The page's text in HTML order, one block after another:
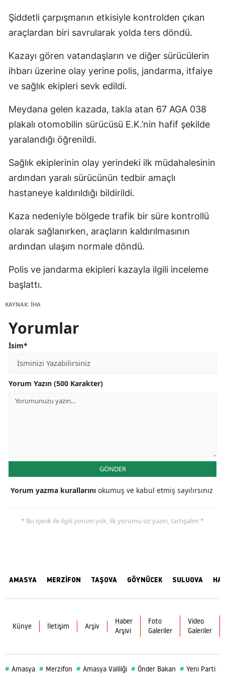
Şiddetli çarpışmanın etkisiyle kontrolden çıkan
araçlardan biri savrularak yolda ters döndü.
Kazayı gören vatandaşların ve diğer sürücülerin
ihbarı üzerine olay yerine polis, jandarma, itfaiye
ve sağlık ekipleri sevk edildi.
Meydana gelen kazada, takla atan 67 AGA 038
plakalı otomobilin sürücüsü E.K.’nin hafif şekilde
yaralandığı öğrenildi.
Sağlık ekiplerinin olay yerindeki ilk müdahalesinin
ardından yaralı sürücünün tedbir amaçlı
hastaneye kaldırıldığı bildirildi.
Kaza nedeniyle bölgede trafik bir süre kontrollü
olarak sağlanırken, araçların kaldırılmasının
ardından ulaşım normale döndü.
Polis ve jandarma ekipleri kazayla ilgili inceleme
başlattı.
KAYNAK: İHA
Yorumlar
İsim*
Yorum Yazın (500 Karakter)
GÖNDER
Yorum yazma kurallarını okumuş ve kabul etmiş sayılırsınız
* Bu içerik ile ilgili yorum yok, ilk yorumu siz yazın, tartışalım *
AMASYA MERZİFON TAŞOVA GÖYNÜCEK SULUOVA
Künye İletişim Arşiv
Haber
Arşivi
Foto
Galeriler
Video
Galeriler
# Amasya # Merzifon # Amasya Valiliği # Önder Bakan # Yeni Parti #